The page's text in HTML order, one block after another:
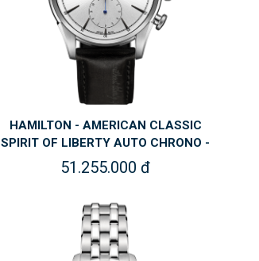
HAMILTON - AMERICAN CLASSIC
SPIRIT OF LIBERTY AUTO CHRONO -
H32.416.781
51.255.000 đ